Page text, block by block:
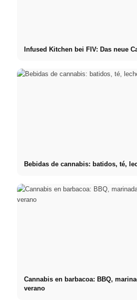
Infused Kitchen bei FIV: Das neue
Bebidas de cannabis: batidos, té,
Cannabis en barbacoa: BBQ,
verano